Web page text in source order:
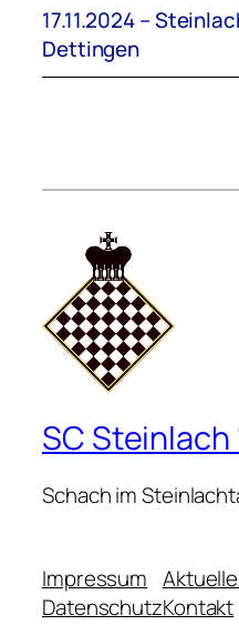
17.11.2024 –
Dettingen
SC Steinlach
Schach im
Impressum
DatenschutzKontakt